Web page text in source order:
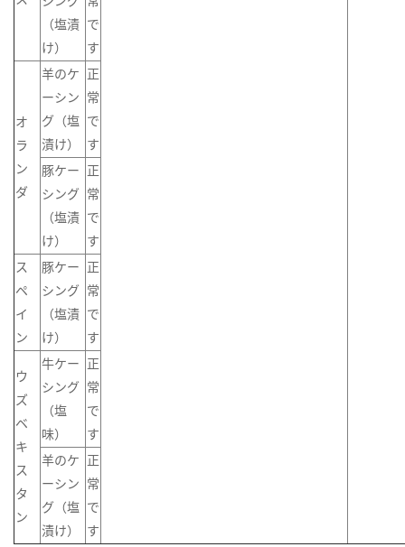
（塩漬
け）
で
す
オ
ラ
ン
ダ
羊のケ
ーシン
グ（塩
漬け）
正
常
で
す
豚ケー
シング
（塩漬
け）
正
常
で
す
ス
ペ
イ
ン
豚ケー
シング
（塩漬
け）
正
常
で
す
ウ
ズ
ベ
キ
ス
タ
ン
牛ケー
シング
（塩
味）
正
常
で
す
羊のケ
ーシン
グ（塩
漬け）
正
常
で
す